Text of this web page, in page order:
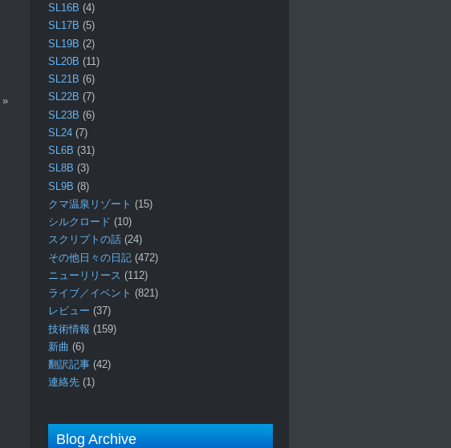
»
SL16B (4)
SL17B (5)
SL19B (2)
SL20B (11)
SL21B (6)
SL22B (7)
SL23B (6)
SL24 (7)
SL6B (31)
SL8B (3)
SL9B (8)
クマ温泉リゾート (15)
シルクロード (10)
スクリプトの話 (24)
その他日々の日記 (472)
ニューリリース (112)
ライブ／イベント (821)
レビュー (37)
技術情報 (159)
新曲 (6)
翻訳記事 (42)
連絡先 (1)
Blog Archive